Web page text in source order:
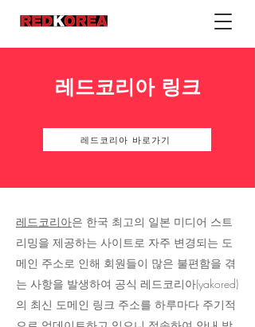
레드코리아 링크
레드코리아 바로가기
레드코리아은 한국 최고의 일본 미디어 스트
리밍을 제공하는 사이트로 자주 변경되는 도
메인 주소로 인해 회원들이 많은 불편함을 겪
는 사항을 발생하여 공식 레드코리아(yakored)
의 최신 도메인 링크 주소를 하루마다 주기적